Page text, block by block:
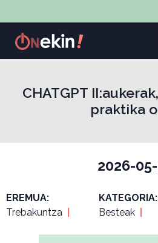
CHATGPT
praktika
2026-
EREMUA:
Trebakuntza
KATEGORIA:
Besteak